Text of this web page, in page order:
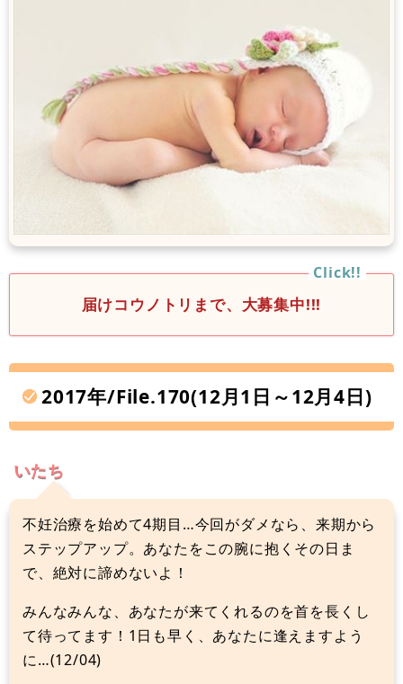
届けコウノトリまで、大募集中!!!
2017年/File.170(12月1日～12月4日)
いたち
不妊治療を始めて4期目…今回がダメなら、来期から
ステップアップ。あなたをこの腕に抱くその日ま
で、絶対に諦めないよ！
みんなみんな、あなたが来てくれるのを首を長くし
て待ってます！1日も早く、あなたに逢えますよう
に…(12/04)